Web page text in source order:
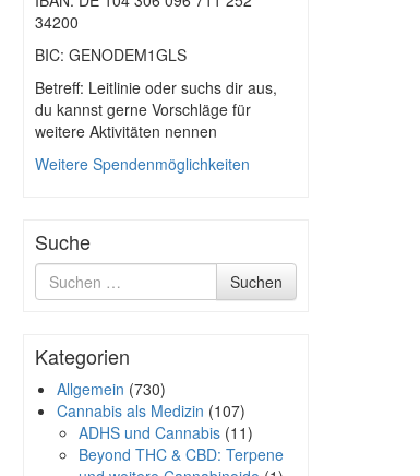
34200
BIC: GENODEM1GLS
Betreff: Leitlinie oder suchs dir aus,
du kannst gerne Vorschläge für
weitere Aktivitäten nennen
Weitere Spendenmöglichkeiten
Suche
Suche
nach
Suchen
Kategorien
Allgemein (730)
Cannabis als Medizin (107)
ADHS und Cannabis(11)
Beyond THC & CBD: Terpene